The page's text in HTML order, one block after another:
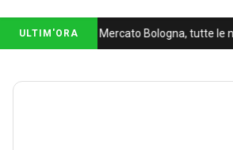
ULTIM'ORA Mercato Bologna, tutte le